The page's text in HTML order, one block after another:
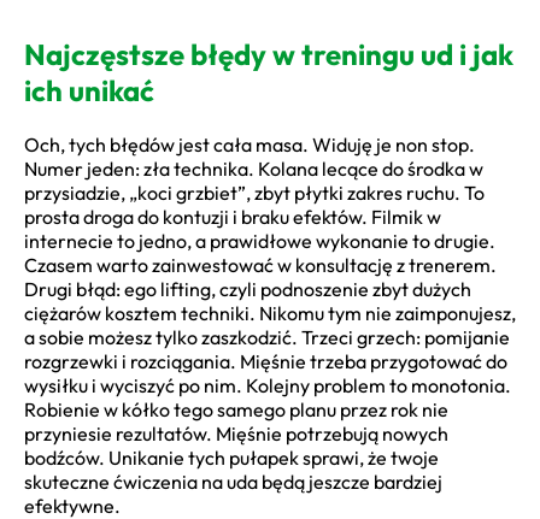
Najczęstsze błędy w treningu ud i jak
ich unikać
Och, tych błędów jest cała masa. Widuję je non stop.
Numer jeden: zła technika. Kolana lecące do środka w
przysiadzie, „koci grzbiet”, zbyt płytki zakres ruchu. To
prosta droga do kontuzji i braku efektów. Filmik w
internecie to jedno, a prawidłowe wykonanie to drugie.
Czasem warto zainwestować w konsultację z trenerem.
Drugi błąd: ego lifting, czyli podnoszenie zbyt dużych
ciężarów kosztem techniki. Nikomu tym nie zaimponujesz,
a sobie możesz tylko zaszkodzić. Trzeci grzech: pomijanie
rozgrzewki i rozciągania. Mięśnie trzeba przygotować do
wysiłku i wyciszyć po nim. Kolejny problem to monotonia.
Robienie w kółko tego samego planu przez rok nie
przyniesie rezultatów. Mięśnie potrzebują nowych
bodźców. Unikanie tych pułapek sprawi, że twoje
skuteczne ćwiczenia na uda będą jeszcze bardziej
efektywne.